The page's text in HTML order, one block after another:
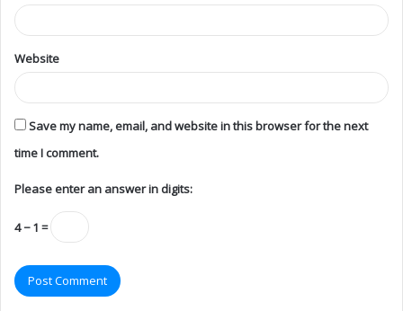
Website
Save my name, email, and website in this browser for the next
time I comment.
Please enter an answer in digits:
4 − 1 =